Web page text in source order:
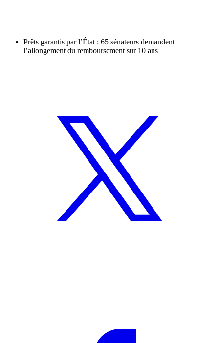
Prêts garantis par l’État : 65 sénateurs demandent
l’allongement du remboursement sur 10 ans